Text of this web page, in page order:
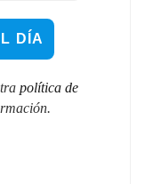
política de